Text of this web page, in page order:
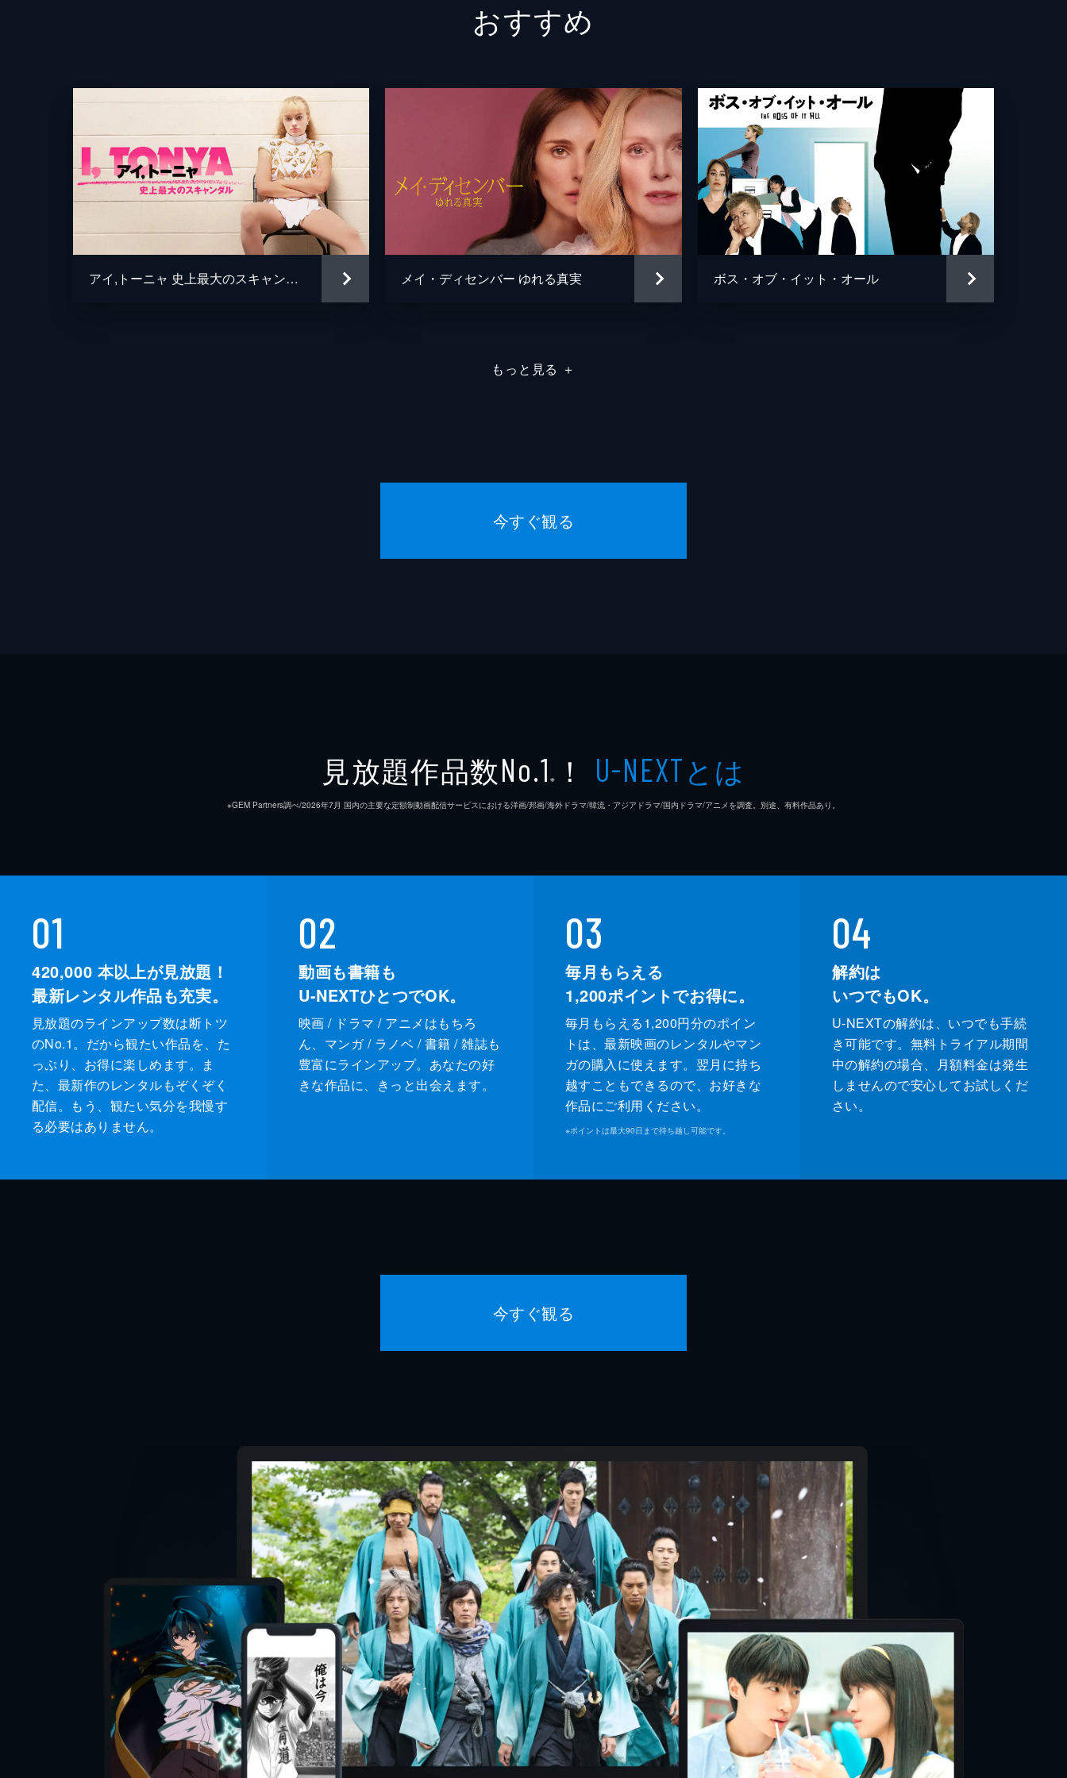
おすすめ
アイ,トーニャ 史上最大のスキャンダル メイ・ディセンバー ゆれる真実 ボス・オブ・イット・オール
もっと見る ＋
今すぐ観る
見放題作品数No.1 ※ ！ U-NEXTとは
※GEM Partners調べ/2026年7⽉ 国内の主要な定額制動画配信サービスにおける洋画/邦画/海外ドラマ/韓流・アジアドラマ/国内ドラマ/アニメを調査。別途、有料作品あり。
01
420,000 本以上が見放題！
最新レンタル作品も充実。
見放題のラインアップ数は断トツ
のNo.1。だから観たい作品を、た
っぷり、お得に楽しめます。ま
た、最新作のレンタルもぞくぞく
配信。もう、観たい気分を我慢す
る必要はありません。
02
動画も書籍も
U-NEXTひとつでOK。
映画 / ドラマ / アニメはもちろ
ん、マンガ / ラノベ / 書籍 / 雑誌も
豊富にラインアップ。あなたの好
きな作品に、きっと出会えます。
03
毎月もらえる
1,200ポイントでお得に。
毎月もらえる1,200円分のポイン
トは、最新映画のレンタルやマン
ガの購入に使えます。翌月に持ち
越すこともできるので、お好きな
作品にご利用ください。
※ポイントは最大90日まで持ち越し可能です。
04
解約は
いつでもOK。
U-NEXTの解約は、いつでも手続
き可能です。無料トライアル期間
中の解約の場合、月額料金は発生
しませんので安心してお試しくだ
さい。
今すぐ観る